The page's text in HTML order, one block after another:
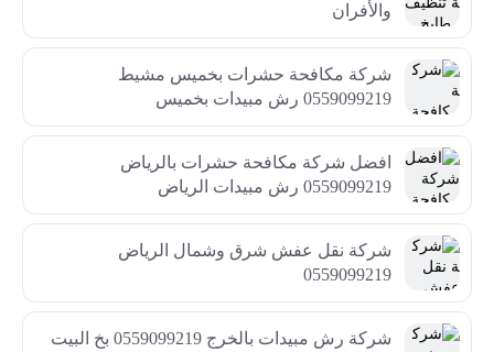
والأفران
شركة مكافحة حشرات بخميس مشيط
0559099219 رش مبيدات بخميس
افضل شركة مكافحة حشرات بالرياض
0559099219 رش مبيدات الرياض
شركة نقل عفش شرق وشمال الرياض
0559099219
شركة رش مبيدات بالخرج 0559099219 بخ البيت